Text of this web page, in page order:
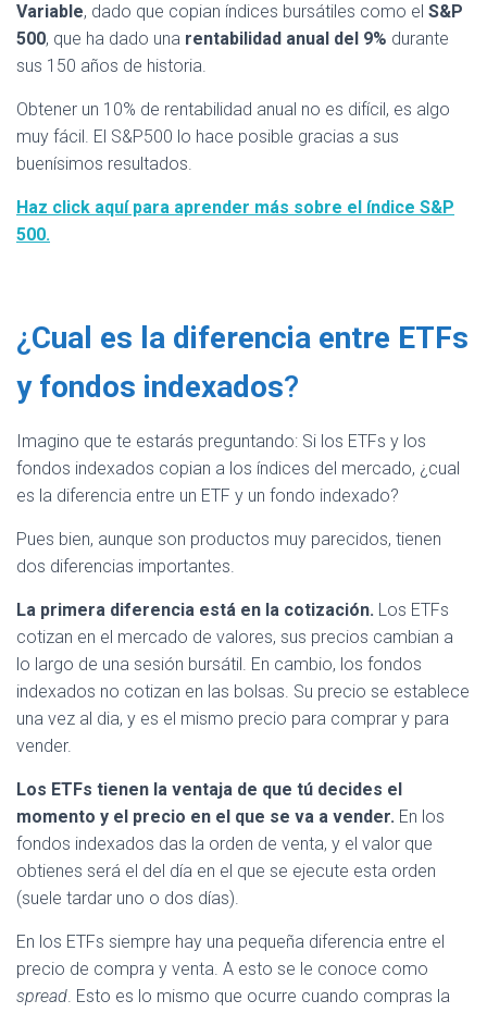
Variable, dado que copian índices bursátiles como el S&P
500, que ha dado una rentabilidad anual del 9% durante
sus 150 años de historia.
Obtener un 10% de rentabilidad anual no es difícil, es algo
muy fácil. El S&P500 lo hace posible gracias a sus
buenísimos resultados.
Haz click aquí para aprender más sobre el índice S&P
500.
¿Cual es la diferencia entre ETFs
y fondos indexados?
Imagino que te estarás preguntando: Si los ETFs y los
fondos indexados copian a los índices del mercado, ¿cual
es la diferencia entre un ETF y un fondo indexado?
Pues bien, aunque son productos muy parecidos, tienen
dos diferencias importantes.
La primera diferencia está en la cotización. Los ETFs
cotizan en el mercado de valores, sus precios cambian a
lo largo de una sesión bursátil. En cambio, los fondos
indexados no cotizan en las bolsas. Su precio se establece
una vez al dia, y es el mismo precio para comprar y para
vender.
Los ETFs tienen la ventaja de que tú decides el
momento y el precio en el que se va a vender. En los
fondos indexados das la orden de venta, y el valor que
obtienes será el del día en el que se ejecute esta orden
(suele tardar uno o dos días).
En los ETFs siempre hay una pequeña diferencia entre el
precio de compra y venta. A esto se le conoce como
spread. Esto es lo mismo que ocurre cuando compras la